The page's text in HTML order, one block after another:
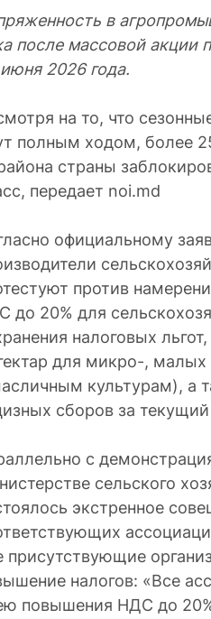
в
после массовой акции
2026 года.
на то, что
полным ходом, более
страны
передает noi.md
официальному
против
до 20% для
налоговых
для микро-,
культурам), а
сборов за текущий
с
сельского
экстренное
присутствующие
налогов: «Все
повышения НДС до